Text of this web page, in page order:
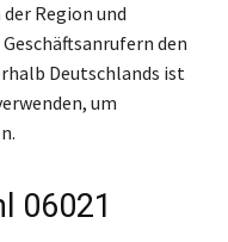
Region und
den
Deutschlands ist
um
06021